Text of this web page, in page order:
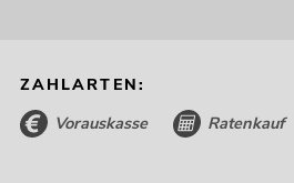
ZAHLARTEN:
Vorauskasse Ratenkauf